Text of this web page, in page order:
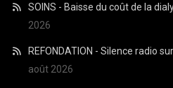
SOINS - Baisse du coût de la
2026
REFONDATION - Silence radio
août 2026